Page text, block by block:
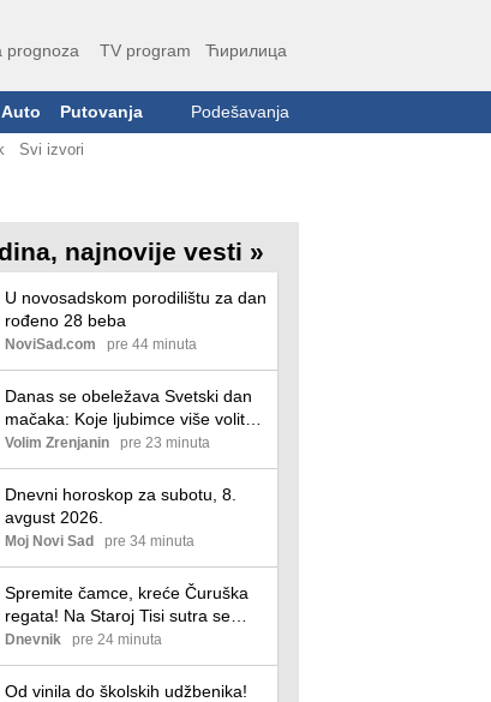
prognoza TV program Ћирилица
Auto Putovanja Podešavanja
Svi izvori
najnovije vesti »
U novosadskom porodilištu za dan
rođeno 28 beba
NoviSad.com pre 44 minuta
Danas se obeležava Svetski dan
mačaka: Koje ljubimce više volite,
mačke ili pse?
Volim Zrenjanin pre 23 minuta
Dnevni horoskop za subotu, 8.
avgust 2026.
Moj Novi Sad pre 34 minuta
Spremite čamce, kreće Čuruška
regata! Na Staroj Tisi sutra se
okupljaju ljubitelji plovidbe, cilj je u
Bačkom Gradištu
Dnevnik pre 24 minuta
Od vinila do školskih udžbenika!